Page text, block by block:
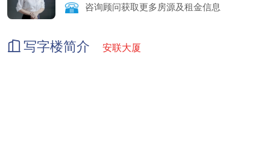
咨询顾问获取更多房源及租金信息
写字楼简介 安联大厦